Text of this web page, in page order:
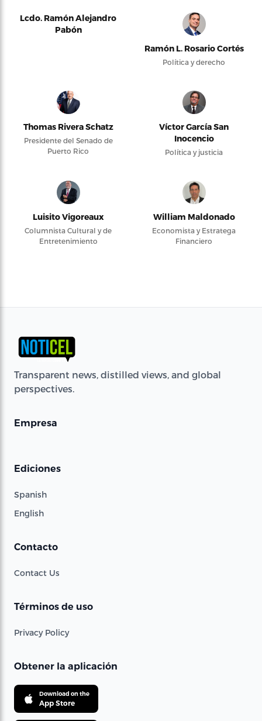
Lcdo. Ramón Alejandro
Pabón
Ramón L. Rosario Cortés
Política y derecho
Thomas Rivera Schatz
Presidente del Senado de
Puerto Rico
Víctor García San
Inocencio
Política y justicia
Luisito Vigoreaux
Columnista Cultural y de
Entretenimiento
William Maldonado
Economista y Estratega
Financiero
Transparent news, distilled views, and global
perspectives.
Empresa
Ediciones
Spanish
English
Contacto
Contact Us
Términos de uso
Privacy Policy
Obtener la aplicación
Download on the
App Store